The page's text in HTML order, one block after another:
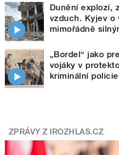
Dunění explozí,
vzduch. Kyjev o
mimořádně
„Bordel“ jako
vojáky v
kriminální policie
ZPRÁVY Z IROZHLAS.CZ